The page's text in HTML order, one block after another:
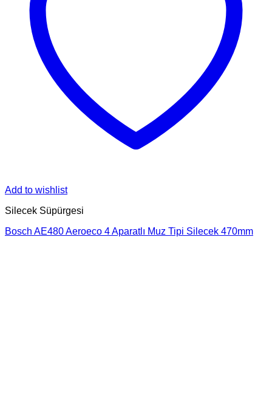
Add to wishlist
Silecek Süpürgesi
Bosch AE480 Aeroeco 4 Aparatlı Muz Tipi Silecek 470mm